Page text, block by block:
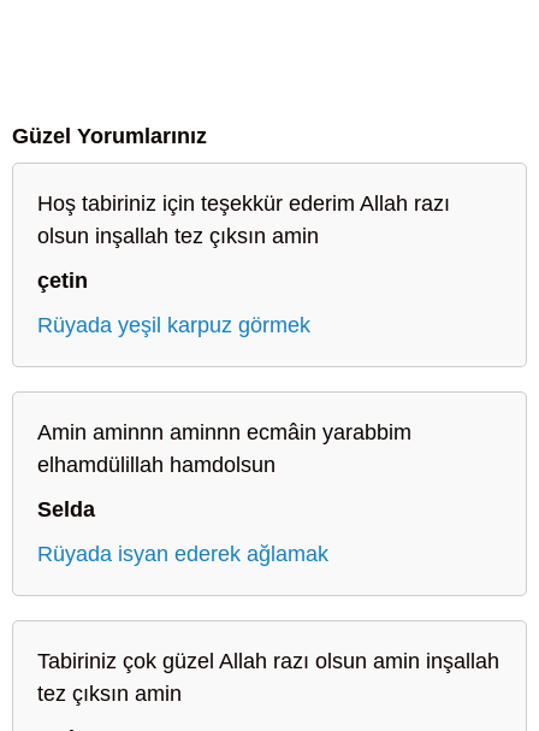
Güzel Yorumlarınız
Hoş tabiriniz için teşekkür ederim Allah razı
olsun inşallah tez çıksın amin
çetin
Rüyada yeşil karpuz görmek
Amin aminnn aminnn ecmâin yarabbim
elhamdülillah hamdolsun
Selda
Rüyada isyan ederek ağlamak
Tabiriniz çok güzel Allah razı olsun amin inşallah
tez çıksın amin